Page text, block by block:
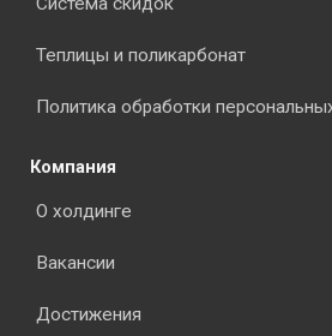
Теплицы и поликарбонат
Политика обработки
Компания
О холдинге
Вакансии
Достижения